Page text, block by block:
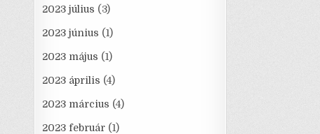
2023 július (3)
2023 június (1)
2023 május (1)
2023 április (4)
2023 március (4)
2023 február (1)